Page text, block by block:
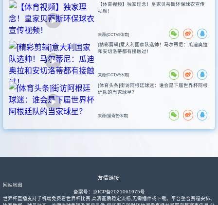
【体育视频】独家理念！皇家贝蒂斯环保球衣宣传
视频！
来源:[CCTV5体育]
[精彩剪辑]意大利国家队选帅！马尔蒂尼：瓜迪奥拉
和安切洛蒂都有接触过！
来源:[CCTV5体育]
[体育头条]街访阿根廷球迷：谁会是下届世界杯阿根
廷队的当家球星？
来源:[爱奇艺体育]
友情链接:
网站地图
备案号： 京ICP备2021061975号
世界杯直播支持手机端免费看世界杯比赛,高清画质稳定流畅,无需插件或下载。平台整合赛程安排、